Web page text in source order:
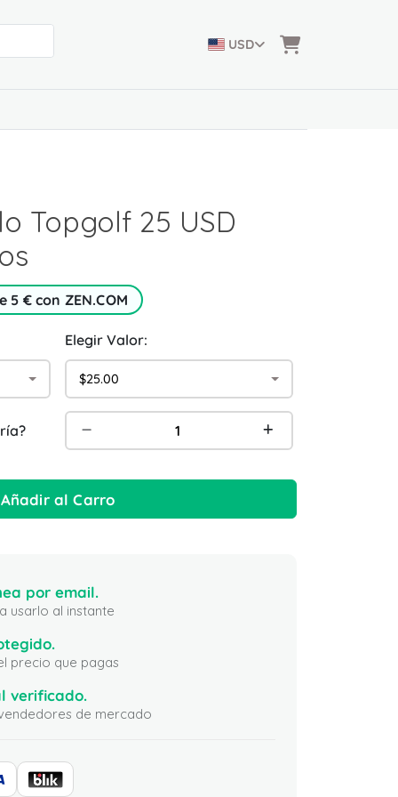
USD
Topgolf 25 USD
5 € con ZEN.COM
Elegir Valor:
$25.00
Añadir al Carro
por email.
usarlo al instante
precio que pagas
verificado.
de mercado